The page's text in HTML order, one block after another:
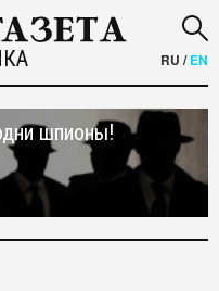
RU /EN
шпионы!